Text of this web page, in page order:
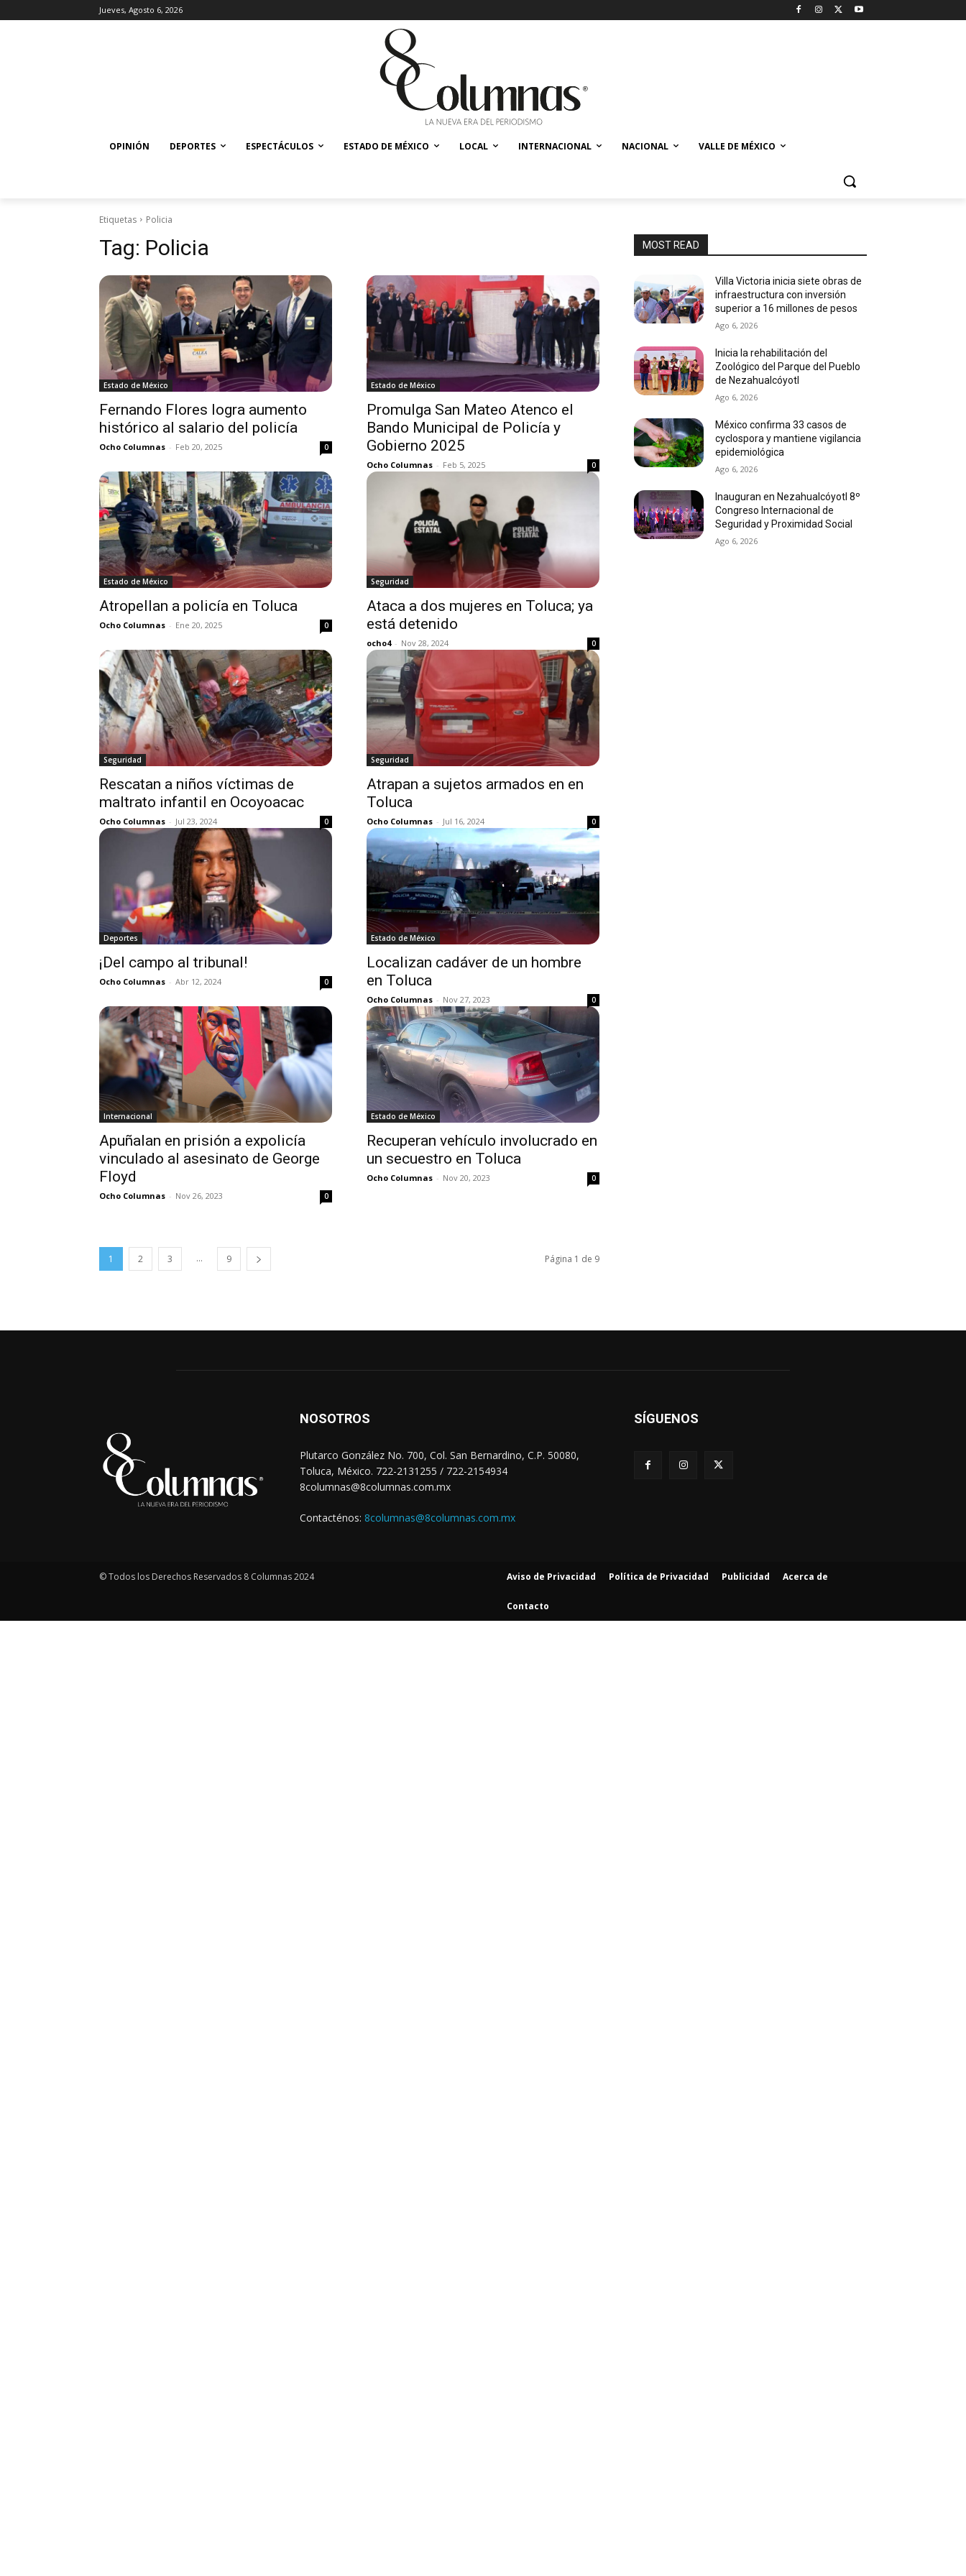
Jueves, Agosto 6, 2026
OPINIÓN DEPORTES ESPECTÁCULOS ESTADO DE MÉXICO LOCAL INTERNACIONAL NACIONAL VALLE DE MÉXICO
Etiquetas Policia
Tag: Policia
Estado de México
Fernando Flores logra aumento
histórico al salario del policía
Ocho Columnas - Feb 20, 2025 0
Estado de México
Promulga San Mateo Atenco el
Bando Municipal de Policía y
Gobierno 2025
Ocho Columnas - Feb 5, 2025 0
Estado de México
Atropellan a policía en Toluca
Ocho Columnas - Ene 20, 2025 0
Seguridad
Ataca a dos mujeres en Toluca; ya
está detenido
ocho4 - Nov 28, 2024 0
Seguridad
Rescatan a niños víctimas de
maltrato infantil en Ocoyoacac
Ocho Columnas - Jul 23, 2024 0
Seguridad
Atrapan a sujetos armados en en
Toluca
Ocho Columnas - Jul 16, 2024 0
Deportes
¡Del campo al tribunal!
Ocho Columnas - Abr 12, 2024 0
Estado de México
Localizan cadáver de un hombre
en Toluca
Ocho Columnas - Nov 27, 2023 0
Internacional
Apuñalan en prisión a expolicía
vinculado al asesinato de George
Floyd
Ocho Columnas - Nov 26, 2023 0
Estado de México
Recuperan vehículo involucrado en
un secuestro en Toluca
Ocho Columnas - Nov 20, 2023 0
1 2 3 ... 9 Página 1 de 9
MOST READ
Villa Victoria inicia siete obras de
infraestructura con inversión
superior a 16 millones de pesos
Ago 6, 2026
Inicia la rehabilitación del
Zoológico del Parque del Pueblo
de Nezahualcóyotl
Ago 6, 2026
México confirma 33 casos de
cyclospora y mantiene vigilancia
epidemiológica
Ago 6, 2026
Inauguran en Nezahualcóyotl 8º
Congreso Internacional de
Seguridad y Proximidad Social
Ago 6, 2026
NOSOTROS
Plutarco González No. 700, Col. San Bernardino, C.P. 50080,
Toluca, México. 722-2131255 / 722-2154934
8columnas@8columnas.com.mx
Contacténos: 8columnas@8columnas.com.mx
SÍGUENOS
© Todos los Derechos Reservados 8 Columnas 2024 Aviso de Privacidad Política de Privacidad Publicidad Acerca de
Contacto